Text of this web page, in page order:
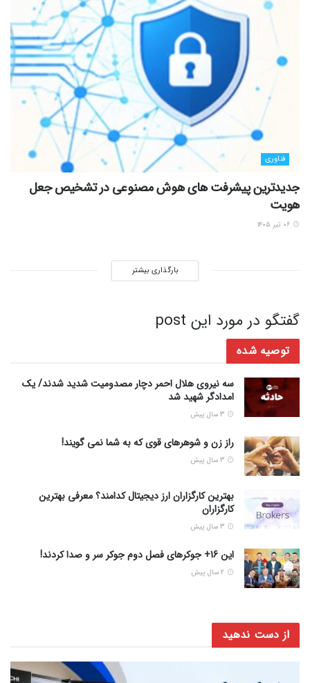
فناوری
جدیدترین پیشرفت های هوش مصنوعی در تشخیص جعل
هویت
بارگذاری بیشتر
گفتگو در مورد این post
توصیه شده
سه نیروی هلال احمر دچار مصدومیت شدید شدند/ یک
امدادگر شهید شد
راز زن و شوهرهای قوی که به شما نمی گویند!
بهترین کارگزاران ارز دیجیتال کدامند؟ معرفی بهترین
کارگزاران
این 16+ جوکرهای فصل دوم جوکر سر و صدا کردند!
از دست ندهید